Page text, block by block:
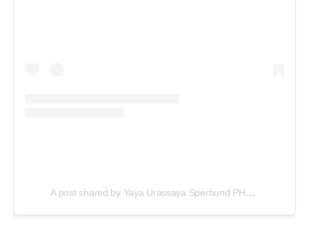
A post shared by Yaya Urassaya Sperbund PH